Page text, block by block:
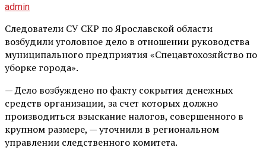
admin
Следователи СУ СКР по Ярославской области
возбудили уголовное дело в отношении руководства
муниципального предприятия «Спецавтохозяйство по
уборке города».
— Дело возбуждено по факту сокрытия денежных
средств организации, за счет которых должно
производиться взыскание налогов, совершенного в
крупном размере, — уточнили в региональном
управлении следственного комитета.